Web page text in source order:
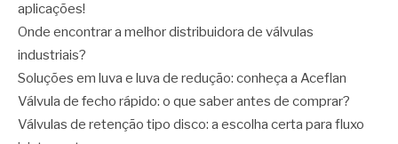
aplicações!
Onde encontrar a melhor distribuidora de válvulas
industriais?
Soluções em luva e luva de redução: conheça a Aceflan
Válvula de fecho rápido: o que saber antes de comprar?
Válvulas de retenção tipo disco: a escolha certa para fluxo